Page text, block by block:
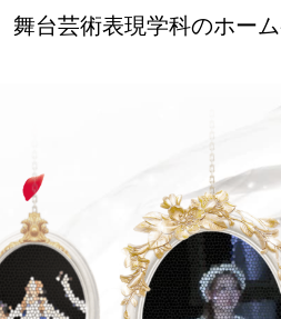
舞台芸術表現学科のホー